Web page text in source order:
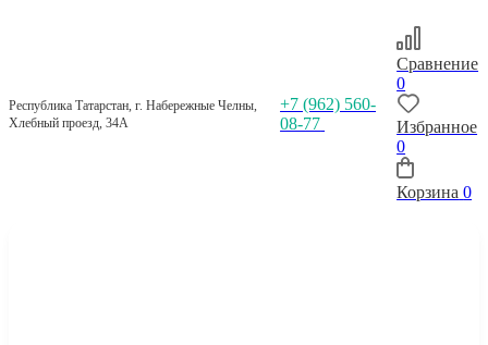
Республика Татарстан, г. Набережные Челны,
Хлебный проезд, 34А
+7 (962) 560-
08-77
Сравнение
0
Избранное
0
Корзина 0